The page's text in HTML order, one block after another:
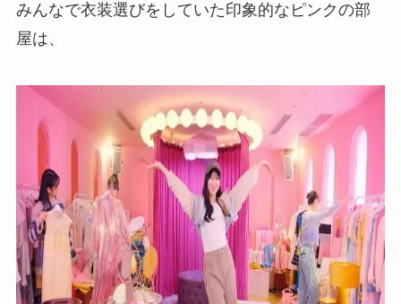
みんなで衣装選びをしていた印象的なピンクの部
屋は、